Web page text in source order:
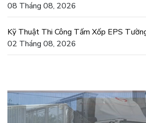
Vì Sao Bền Lâu
08 Tháng 08, 2026
Kỹ Thuật Thi Công Tấm Xốp EPS
Mái Đúng Chuẩn
02 Tháng 08, 2026